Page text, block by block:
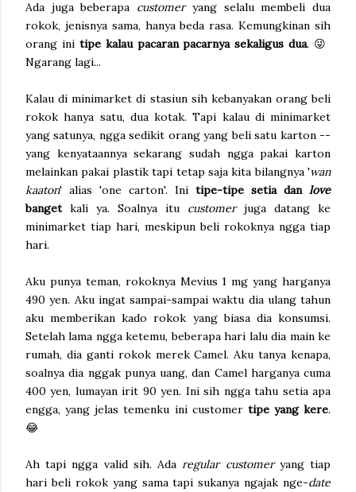
Ada juga beberapa customeryang selalu membeli dua
rokok, jenisnya sama, hanya beda rasa. Kemungkinan sih
orang ini tipe kalau pacaran pacarnya sekaligus dua. 😜
Ngarang lagi...
Kalau di minimarket di stasiun sih kebanyakan orang beli
rokok hanya satu, dua kotak. Tapi kalau di minimarket
yang satunya, ngga sedikit orang yang beli satu karton --
yang kenyataannya sekarang sudah ngga pakai karton
melainkan pakai plastik tapi tetap saja kita bilangnya 'wan
kaaton' alias 'one carton'. Ini tipe-tipe setia dan love
banget kali ya. Soalnya itu customerjuga datang ke
minimarket tiap hari, meskipun beli rokoknya ngga tiap
hari.
Aku punya teman, rokoknya Mevius 1 mg yang harganya
490 yen. Aku ingat sampai-sampai waktu dia ulang tahun
aku memberikan kado rokok yang biasa dia konsumsi.
Setelah lama ngga ketemu, beberapa hari lalu dia main ke
rumah, dia ganti rokok merek Camel. Aku tanya kenapa,
soalnya dia nggak punya uang, dan Camel harganya cuma
400 yen, lumayan irit 90 yen. Ini sih ngga tahu setia apa
engga, yang jelas temenku ini customer tipe yang kere.
😂
Ah tapi ngga valid sih. Adaregular customer yang tiap
hari beli rokok yang sama tapi sukanya ngajak nge-date